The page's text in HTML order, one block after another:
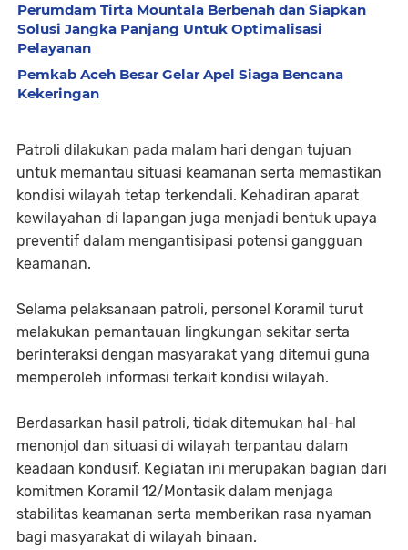
Perumdam Tirta Mountala Berbenah dan Siapkan
Solusi Jangka Panjang Untuk Optimalisasi
Pelayanan
Pemkab Aceh Besar Gelar Apel Siaga Bencana
Kekeringan
Patroli dilakukan pada malam hari dengan tujuan
untuk memantau situasi keamanan serta memastikan
kondisi wilayah tetap terkendali. Kehadiran aparat
kewilayahan di lapangan juga menjadi bentuk upaya
preventif dalam mengantisipasi potensi gangguan
keamanan.
Selama pelaksanaan patroli, personel Koramil turut
melakukan pemantauan lingkungan sekitar serta
berinteraksi dengan masyarakat yang ditemui guna
memperoleh informasi terkait kondisi wilayah.
Berdasarkan hasil patroli, tidak ditemukan hal-hal
menonjol dan situasi di wilayah terpantau dalam
keadaan kondusif. Kegiatan ini merupakan bagian dari
komitmen Koramil 12/Montasik dalam menjaga
stabilitas keamanan serta memberikan rasa nyaman
bagi masyarakat di wilayah binaan.